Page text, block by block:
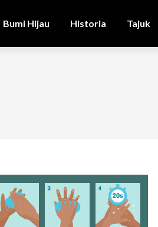
Bumi Hijau Historia Tajuk